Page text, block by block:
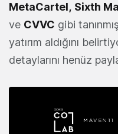
MetaCartel, Sixth
ve CVVC gibi
yatırım aldığını
detaylarını henüz